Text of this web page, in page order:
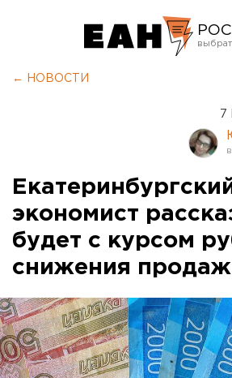
← НОВОСТИ
7
экономист
будет с курсом
снижения